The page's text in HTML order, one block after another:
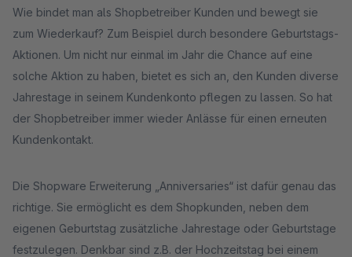
Wie bindet man als Shopbetreiber Kunden und bewegt sie
zum Wiederkauf? Zum Beispiel durch besondere Geburtstags-
Aktionen. Um nicht nur einmal im Jahr die Chance auf eine
solche Aktion zu haben, bietet es sich an, den Kunden diverse
Jahrestage in seinem Kundenkonto pflegen zu lassen. So hat
der Shopbetreiber immer wieder Anlässe für einen erneuten
Kundenkontakt.
Die Shopware Erweiterung „Anniversaries“ ist dafür genau das
richtige. Sie ermöglicht es dem Shopkunden, neben dem
eigenen Geburtstag zusätzliche Jahrestage oder Geburtstage
festzulegen. Denkbar sind z.B. der Hochzeitstag bei einem